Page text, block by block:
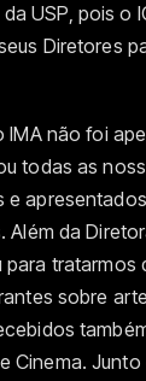
USP, pois o
Diretores
IMA não foi
todas as
Além da
tratarmos
sobre
Cinema.